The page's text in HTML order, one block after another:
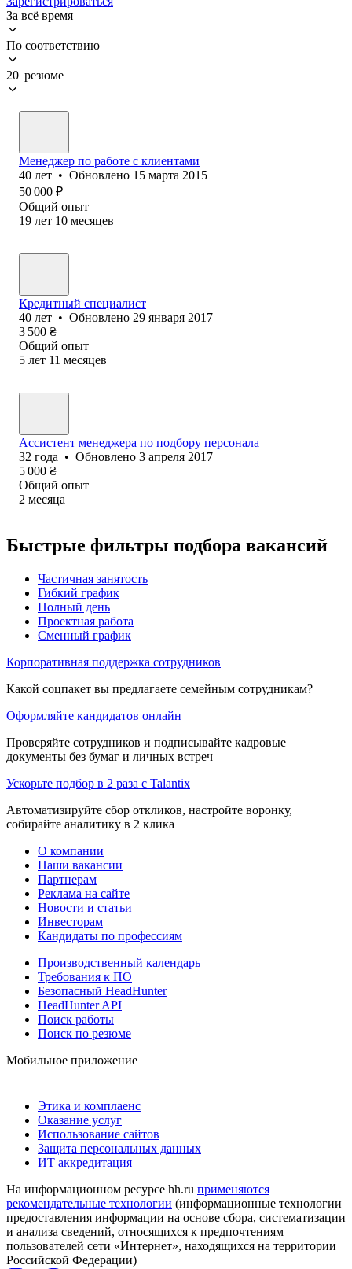
За всё время
По соответствию
20 резюме
Менеджер по работе с клиентами
40 лет • Обновлено 15 марта 2015
50 000 ₽
Общий опыт
19 лет 10 месяцев
Кредитный специалист
40 лет • Обновлено 29 января 2017
3 500 ₴
Общий опыт
5 лет 11 месяцев
Ассистент менеджера по подбору персонала
32 года • Обновлено 3 апреля 2017
5 000 ₴
Общий опыт
2 месяца
Быстрые фильтры подбора вакансий
Частичная занятость
Гибкий график
Полный день
Проектная работа
Сменный график
Корпоративная поддержка сотрудников
Какой соцпакет вы предлагаете семейным сотрудникам?
Оформляйте кандидатов онлайн
Проверяйте сотрудников и подписывайте кадровые
документы без бумаг и личных встреч
Ускорьте подбор в 2 раза с Talantix
Автоматизируйте сбор откликов, настройте воронку,
собирайте аналитику в 2 клика
О компании
Наши вакансии
Партнерам
Реклама на сайте
Новости и статьи
Инвесторам
Кандидаты по профессиям
Производственный календарь
Требования к ПО
Безопасный HeadHunter
HeadHunter API
Поиск работы
Поиск по резюме
Мобильное приложение
Этика и комплаенс
Оказание услуг
Использование сайтов
Защита персональных данных
ИТ аккредитация
На информационном ресурсе hh.ru применяются
рекомендательные технологии (информационные технологии
предоставления информации на основе сбора, систематизации
и анализа сведений, относящихся к предпочтениям
пользователей сети «Интернет», находящихся на территории
Российской Федерации)